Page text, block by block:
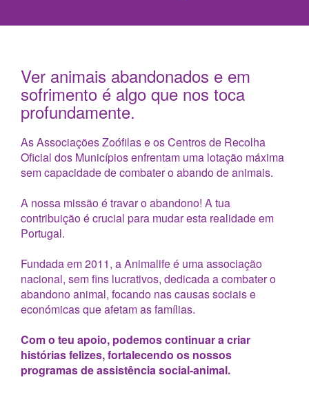
Ver animais abandonados e em
sofrimento é algo que nos toca
profundamente.
As Associações Zoófilas e os Centros de Recolha
Oficial dos Municípios enfrentam uma lotação máxima
sem capacidade de combater o abando de animais.
A nossa missão é travar o abandono! A tua
contribuição é crucial para mudar esta realidade em
Portugal.
Fundada em 2011, a Animalife é uma associação
nacional, sem fins lucrativos, dedicada a combater o
abandono animal, focando nas causas sociais e
económicas que afetam as famílias.
Com o teu apoio, podemos continuar a criar
histórias felizes, fortalecendo os nossos
programas de assistência social-animal.